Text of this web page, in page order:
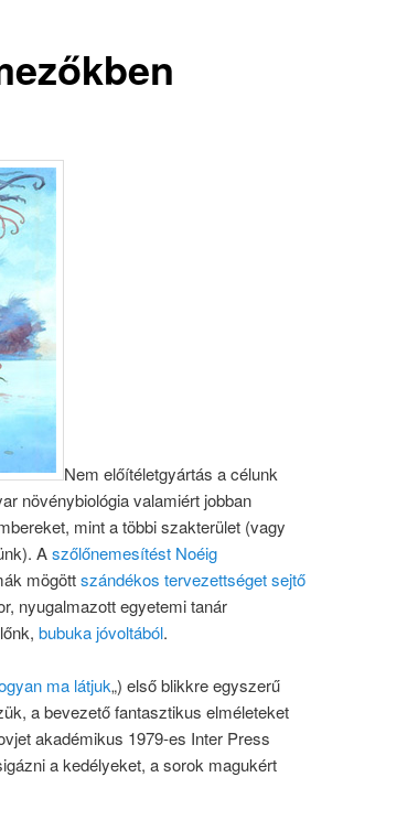
Nem előítéletgyártás a célunk
növénybiológia valamiért jobban
mint a többi szakterület (vagy
Aszőlőnemesítést Noéig
mögöttszándékos tervezettséget sejtő
nyugalmazott egyetemi tanár
bubuka jóvoltából.
ma látjuk„) első blikkre egyszerű
a bevezető fantasztikus elméleteket
akadémikus 1979-es Inter Press
a kedélyeket, a sorok magukért